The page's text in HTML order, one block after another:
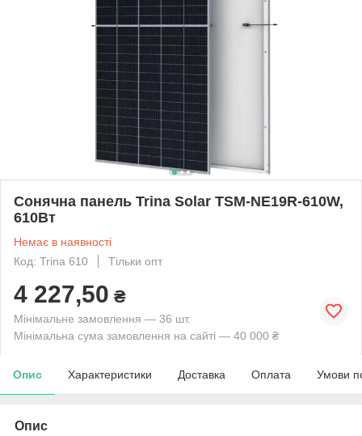
Сонячна панель Trina Solar TSM-NE19R-610W,
610Вт
Немає в наявності
Код: Trina 610
Тільки опт
4 227,50 ₴
Мінімальне замовлення — 36 шт.
Мінімальна сума замовлення на сайті — 40 000 ₴
Опис Характеристики Доставка Оплата Умови
Опис